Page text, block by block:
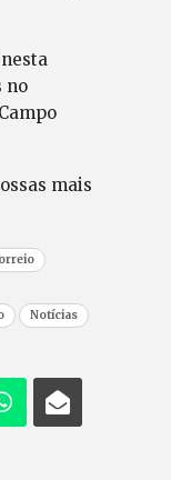
no
mais
Notícias